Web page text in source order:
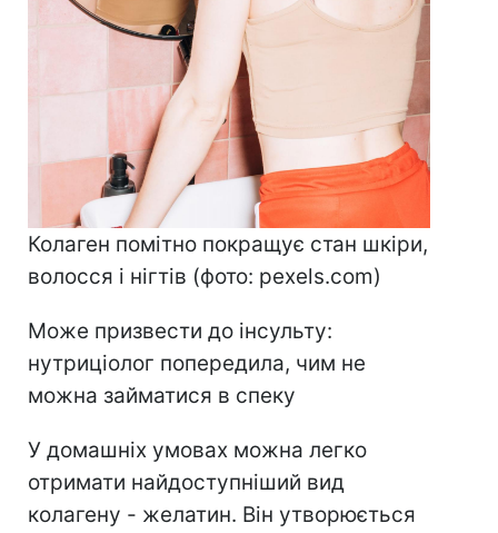
Колаген помітно покращує стан шкіри,
волосся і нігтів (фото: pexels.com)
Може призвести до інсульту:
нутриціолог попередила, чим не
можна займатися в спеку
У домашніх умовах можна легко
отримати найдоступніший вид
колагену - желатин. Він утворюється